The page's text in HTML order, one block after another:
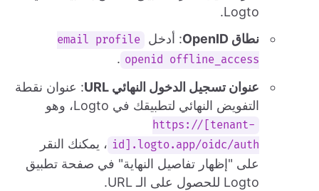
Logto.
نطاق OpenID
: أدخل
email profile
openid offline_access
.
عنوان تسجيل الدخول النهائي URL
: عنوان نقطة
التفويض النهائي لتطبيقك في Logto، وهو
https://[tenant-
id].logto.app/oidc/auth ، يمكنك النقر
على "إظهار تفاصيل النهاية" في صفحة تطبيق
Logto للحصول على الـ URL.